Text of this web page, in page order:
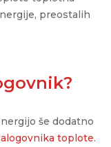
preostalih
še dodatno
toplote.